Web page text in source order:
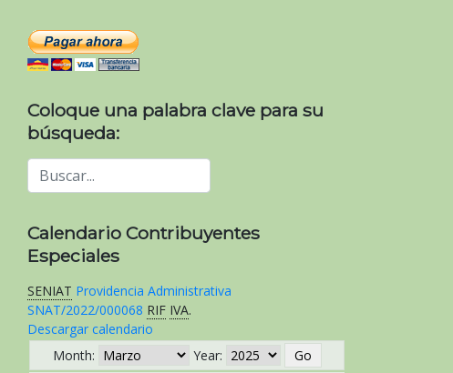
Coloque una palabra clave para su
búsqueda:
Calendario Contribuyentes
Especiales
SENIAT Providencia Administrativa
SNAT/2022/000068 RIF IVA.
Descargar calendario
Month:
Year: